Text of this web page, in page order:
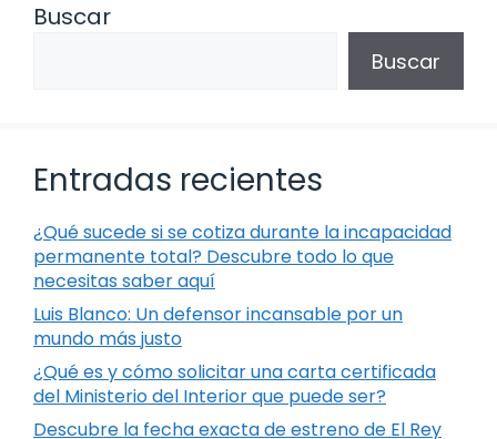
Buscar
Buscar
Entradas recientes
¿Qué sucede si se cotiza durante la incapacidad
permanente total? Descubre todo lo que
necesitas saber aquí
Luis Blanco: Un defensor incansable por un
mundo más justo
¿Qué es y cómo solicitar una carta certificada
del Ministerio del Interior que puede ser?
Descubre la fecha exacta de estreno de El Rey